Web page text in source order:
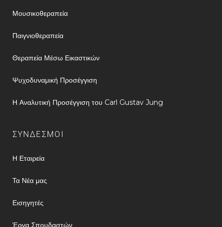
Μουσικοθεραπεία
Παιγνιοθεραπεία
Θεραπεία Μέσω Εικαστικών
Ψυχοδυναμική Προσέγγιση
Η Αναλυτική Προσέγγιση του Carl Gustav Jung
ΣΥΝΔΕΣΜΟΙ
Η Εταιρεία
Τα Νέα μας
Εισηγητές
Έργα Σπουδαστών